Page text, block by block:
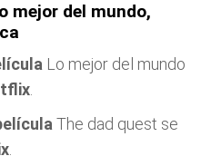
mejor del mundo,
Lo mejor del mundo
The dad quest se